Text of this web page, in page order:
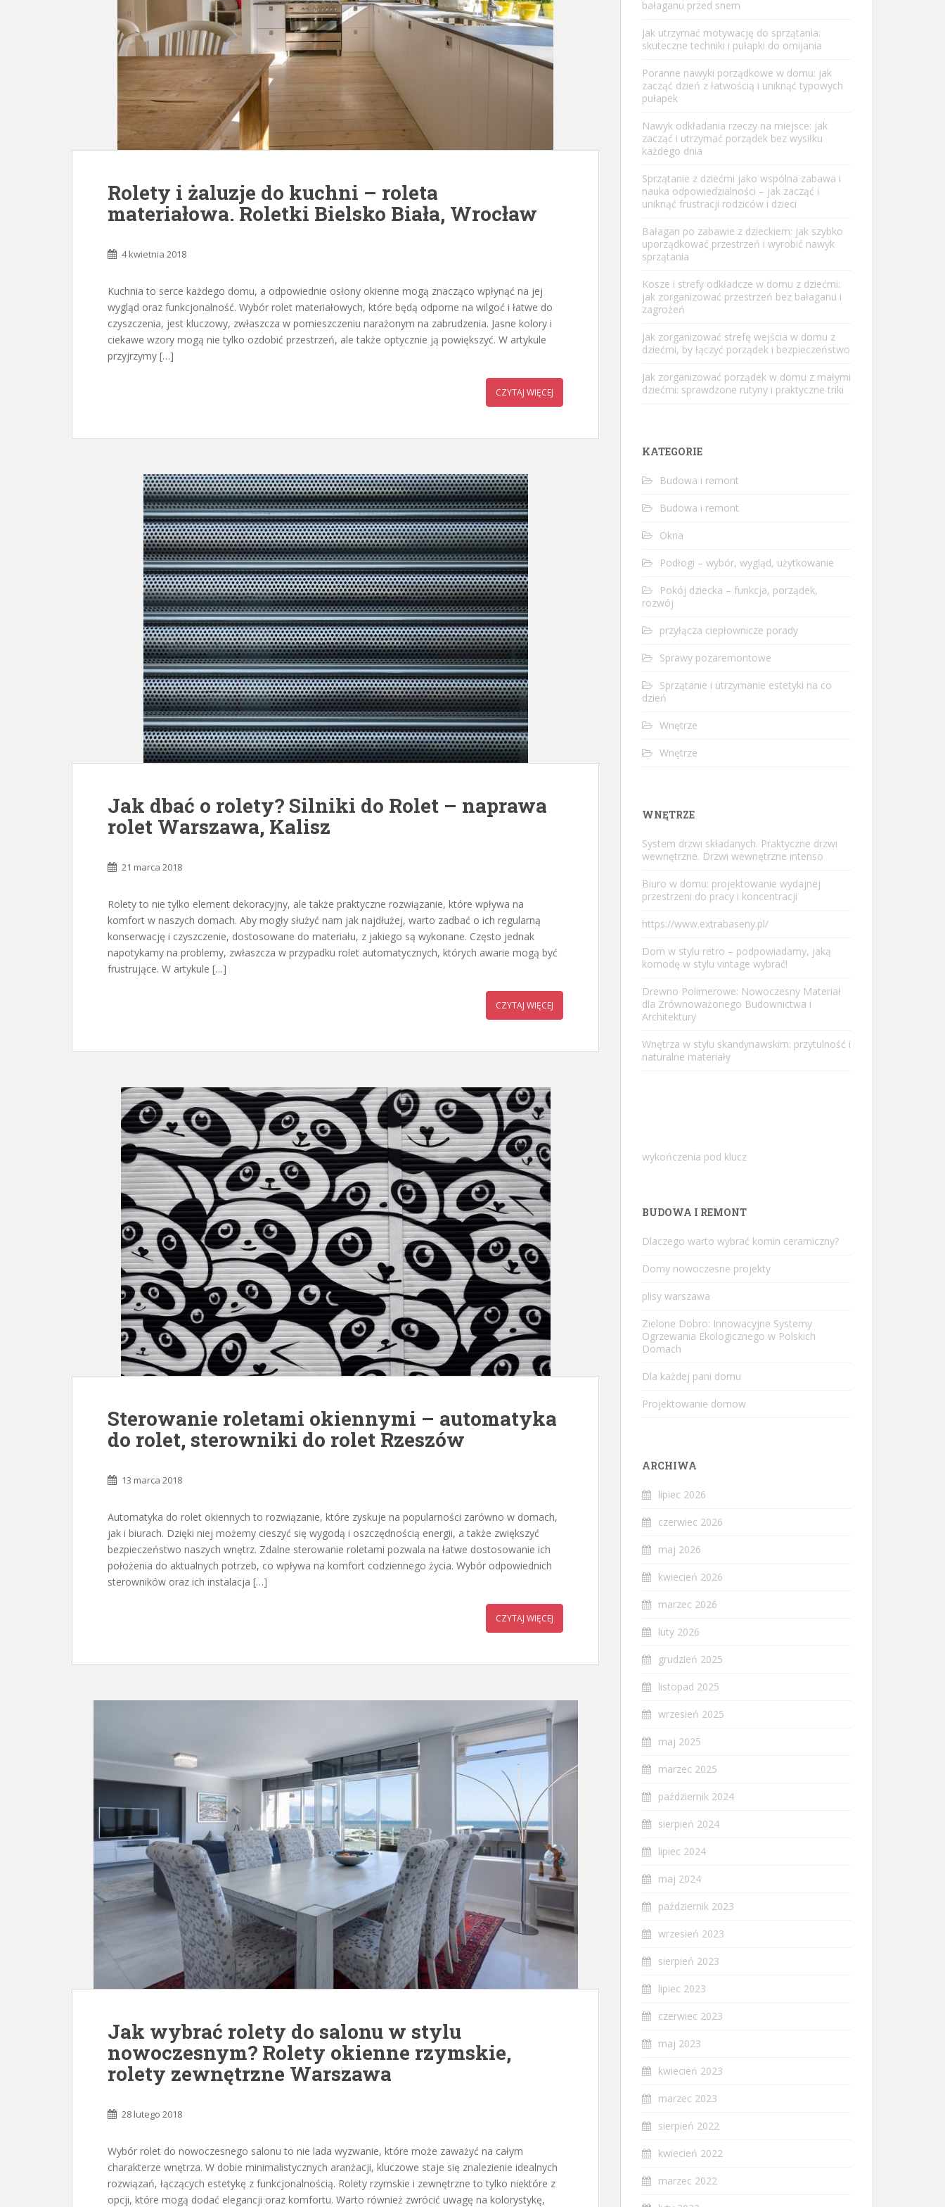
Rolety i żaluzje do kuchni – roleta
materiałowa. Roletki Bielsko Biała, Wrocław
4 kwietnia 2018
Kuchnia to serce każdego domu, a odpowiednie osłony okienne mogą znacząco wpłynąć na jej
wygląd oraz funkcjonalność. Wybór rolet materiałowych, które będą odporne na wilgoć i łatwe do
czyszczenia, jest kluczowy, zwłaszcza w pomieszczeniu narażonym na zabrudzenia. Jasne kolory i
ciekawe wzory mogą nie tylko ozdobić przestrzeń, ale także optycznie ją powiększyć. W artykule
przyjrzymy […]
CZYTAJ WIĘCEJ
Jak dbać o rolety? Silniki do Rolet – naprawa
rolet Warszawa, Kalisz
21 marca 2018
Rolety to nie tylko element dekoracyjny, ale także praktyczne rozwiązanie, które wpływa na
komfort w naszych domach. Aby mogły służyć nam jak najdłużej, warto zadbać o ich regularną
konserwację i czyszczenie, dostosowane do materiału, z jakiego są wykonane. Często jednak
napotykamy na problemy, zwłaszcza w przypadku rolet automatycznych, których awarie mogą być
frustrujące. W artykule […]
CZYTAJ WIĘCEJ
Sterowanie roletami okiennymi – automatyka
do rolet, sterowniki do rolet Rzeszów
13 marca 2018
Automatyka do rolet okiennych to rozwiązanie, które zyskuje na popularności zarówno w domach,
jak i biurach. Dzięki niej możemy cieszyć się wygodą i oszczędnością energii, a także zwiększyć
bezpieczeństwo naszych wnętrz. Zdalne sterowanie roletami pozwala na łatwe dostosowanie ich
położenia do aktualnych potrzeb, co wpływa na komfort codziennego życia. Wybór odpowiednich
sterowników oraz ich instalacja […]
CZYTAJ WIĘCEJ
Jak wybrać rolety do salonu w stylu
nowoczesnym? Rolety okienne rzymskie,
rolety zewnętrzne Warszawa
28 lutego 2018
Wybór rolet do nowoczesnego salonu to nie lada wyzwanie, które może zaważyć na całym
charakterze wnętrza. W dobie minimalistycznych aranżacji, kluczowe staje się znalezienie idealnych
rozwiązań, łączących estetykę z funkcjonalnością. Rolety rzymskie i zewnętrzne to tylko niektóre z
opcji, które mogą dodać elegancji oraz komfortu. Warto również zwrócić uwagę na kolorystykę,
bałaganu przed snem
Jak utrzymać motywację do sprzątania:
skuteczne techniki i pułapki do omijania
Poranne nawyki porządkowe w domu: jak
zacząć dzień z łatwością i uniknąć typowych
pułapek
Nawyk odkładania rzeczy na miejsce: jak
zacząć i utrzymać porządek bez wysiłku
każdego dnia
Sprzątanie z dziećmi jako wspólna zabawa i
nauka odpowiedzialności – jak zacząć i
uniknąć frustracji rodziców i dzieci
Bałagan po zabawie z dzieckiem: jak szybko
uporządkować przestrzeń i wyrobić nawyk
sprzątania
Kosze i strefy odkładcze w domu z dziećmi:
jak zorganizować przestrzeń bez bałaganu i
zagrożeń
Jak zorganizować strefę wejścia w domu z
dziećmi, by łączyć porządek i bezpieczeństwo
Jak zorganizować porządek w domu z małymi
dziećmi: sprawdzone rutyny i praktyczne triki
KATEGORIE
Budowa i remont
Budowa i remont
Okna
Podłogi – wybór, wygląd, użytkowanie
Pokój dziecka – funkcja, porządek,
rozwój
przyłącza ciepłownicze porady
Sprawy pozaremontowe
Sprzątanie i utrzymanie estetyki na co
dzień
Wnętrze
Wnętrze
WNĘTRZE
System drzwi składanych. Praktyczne drzwi
wewnętrzne. Drzwi wewnętrzne intenso
Biuro w domu: projektowanie wydajnej
przestrzeni do pracy i koncentracji
https://www.extrabaseny.pl/
Dom w stylu retro – podpowiadamy, jaką
komodę w stylu vintage wybrać!
Drewno Polimerowe: Nowoczesny Materiał
dla Zrównoważonego Budownictwa i
Architektury
Wnętrza w stylu skandynawskim: przytulność i
naturalne materiały
wykończenia pod klucz
BUDOWA I REMONT
Dlaczego warto wybrać komin ceramiczny?
Domy nowoczesne projekty
plisy warszawa
Zielone Dobro: Innowacyjne Systemy
Ogrzewania Ekologicznego w Polskich
Domach
Dla każdej pani domu
Projektowanie domow
ARCHIWA
lipiec 2026
czerwiec 2026
maj 2026
kwiecień 2026
marzec 2026
luty 2026
grudzień 2025
listopad 2025
wrzesień 2025
maj 2025
marzec 2025
październik 2024
sierpień 2024
lipiec 2024
maj 2024
październik 2023
wrzesień 2023
sierpień 2023
lipiec 2023
czerwiec 2023
maj 2023
kwiecień 2023
marzec 2023
sierpień 2022
kwiecień 2022
marzec 2022